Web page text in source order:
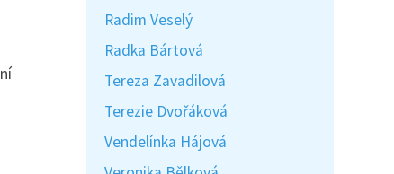
Radim Veselý
Radka Bártová
Tereza Zavadilová
Terezie Dvořáková
Vendelínka Hájová